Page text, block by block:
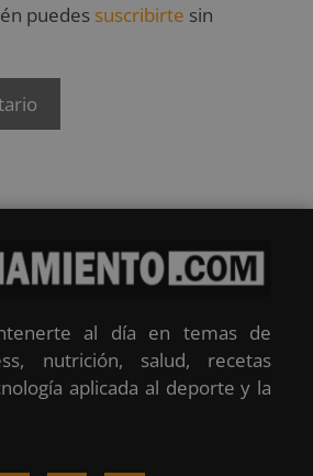
puedes suscribirte sin
al día en temas de
nutrición, salud, recetas
aplicada al deporte y la